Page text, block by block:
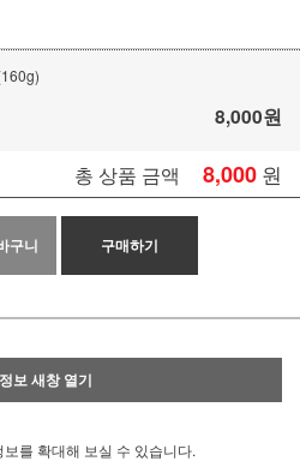
8,000원
총 상품 금액 8,000 원
구니 구매하기
보 새창 열기
보를 확대해 보실 수 있습니다.